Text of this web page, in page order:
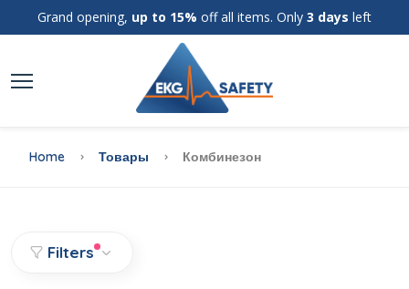
Grand opening, up to 15% off all items. Only 3 days left
Home Товары Комбинезон
Filters